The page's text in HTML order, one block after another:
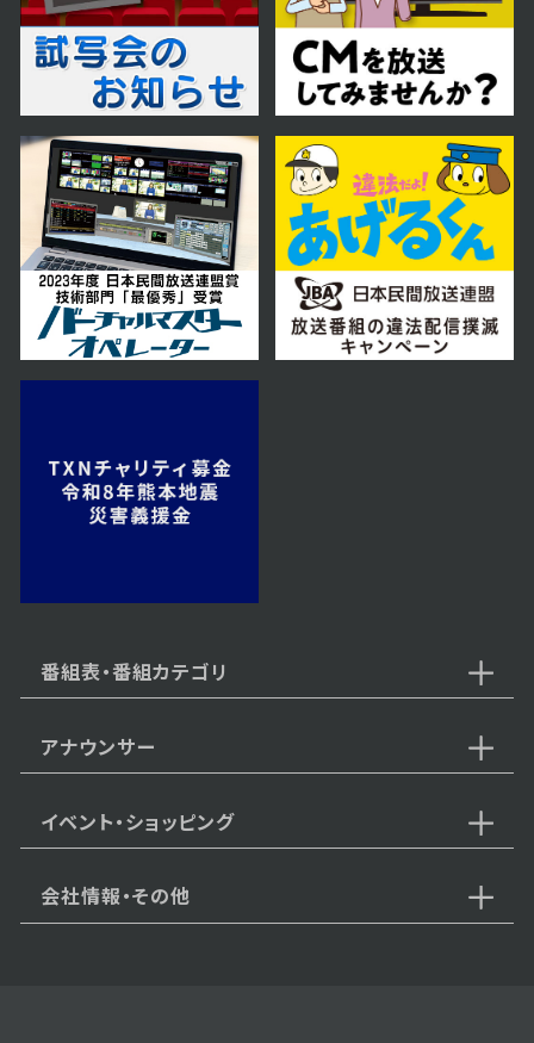
2025年01月08日 放送
第15話 漢陽奪還
2025年01月07日 放送
第14話 譲位宣言
第13話 世子冊立
2024年12月25日 放送
番組表・番組カテゴリ
アナウンサー
イベント・ショッピング
会社情報・その他